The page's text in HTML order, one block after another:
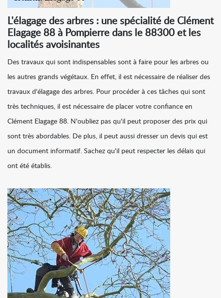
L'élagage des arbres : une spécialité de Clément
Elagage 88 à Pompierre dans le 88300 et les
localités avoisinantes
Des travaux qui sont indispensables sont à faire pour les arbres ou
les autres grands végétaux. En effet, il est nécessaire de réaliser des
travaux d'élagage des arbres. Pour procéder à ces tâches qui sont
très techniques, il est nécessaire de placer votre confiance en
Clément Elagage 88. N'oubliez pas qu'il peut proposer des prix qui
sont très abordables. De plus, il peut aussi dresser un devis qui est
un document informatif. Sachez qu'il peut respecter les délais qui
ont été établis.